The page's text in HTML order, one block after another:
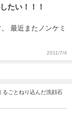
たい！！！
最近またノンケミ
2011/7/4
るごとねり込んだ洗顔石